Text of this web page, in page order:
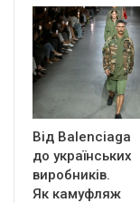
Від Balenciaga
до українських
виробників.
Як камуфляж